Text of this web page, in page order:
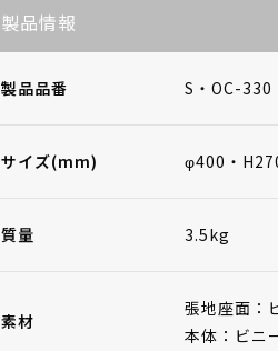
製品情報
製品品番 S・OC-330
サイズ(mm) φ400・
質量 3.5kg
素材
張地座面：
本体：ビニ